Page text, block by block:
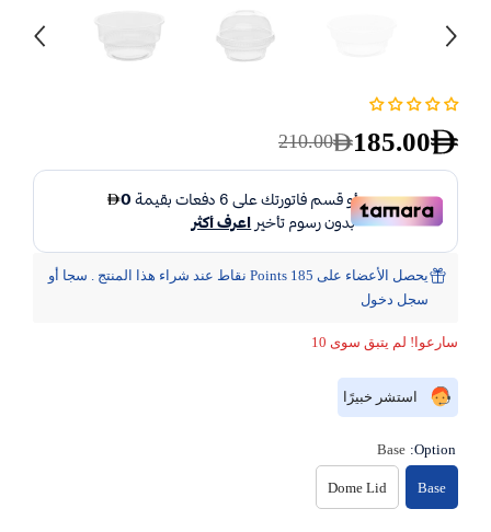
210.00 185.00
يحصل الأعضاء على 185 Points نقاط عند شراء هذا المنتج . سجا أو
سجل دخول
سارعوا! لم يتبق سوى 10
استشر خبيرًا
Option:
Base
Base
Dome Lid